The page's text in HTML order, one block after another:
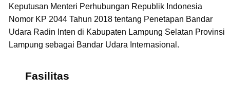
Keputusan Menteri Perhubungan Republik Indonesia
Nomor KP 2044 Tahun 2018 tentang Penetapan Bandar
Udara Radin Inten di Kabupaten Lampung Selatan Provinsi
Lampung sebagai Bandar Udara Internasional.
Fasilitas